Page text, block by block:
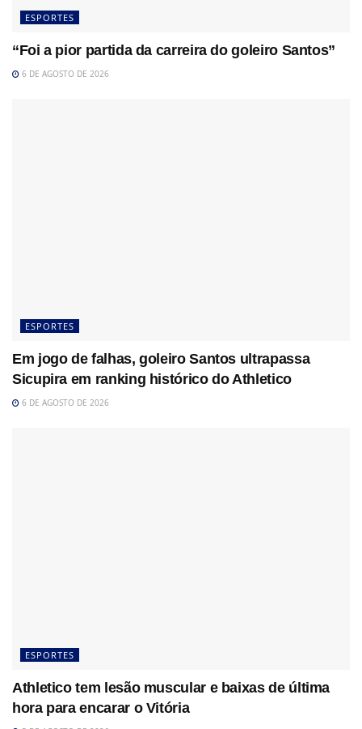
ESPORTES
“Foi a pior partida da carreira do goleiro Santos”
6 DE AGOSTO DE 2026
ESPORTES
Em jogo de falhas, goleiro Santos ultrapassa
Sicupira em ranking histórico do Athletico
6 DE AGOSTO DE 2026
ESPORTES
Athletico tem lesão muscular e baixas de última
hora para encarar o Vitória